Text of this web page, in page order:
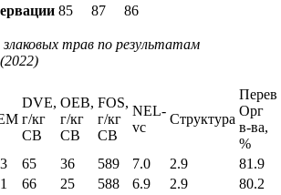
85 87 86
трав по результатам
DVE,
г/кг
СВ
OEB,
г/кг
СВ
FOS,
г/кг
СВ
NEL-
vc
Структура
Перев
Орг
в-ва,
%
65 36 589 7.0 2.9
81.9
66 25 588 6.9 2.9 80.2